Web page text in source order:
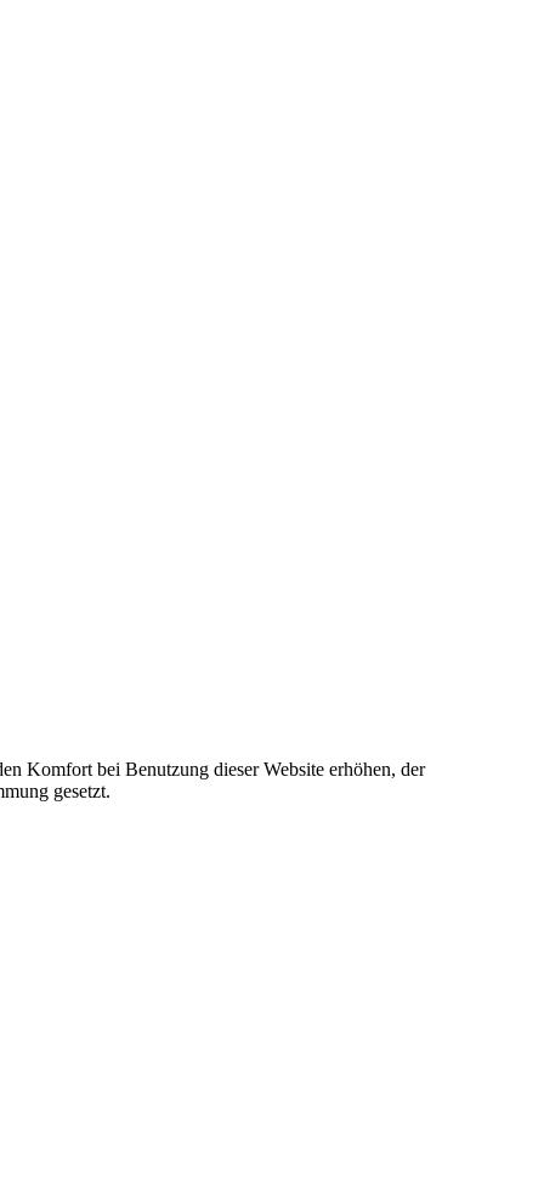
Komfort bei Benutzung dieser Website erhöhen, der
gesetzt.